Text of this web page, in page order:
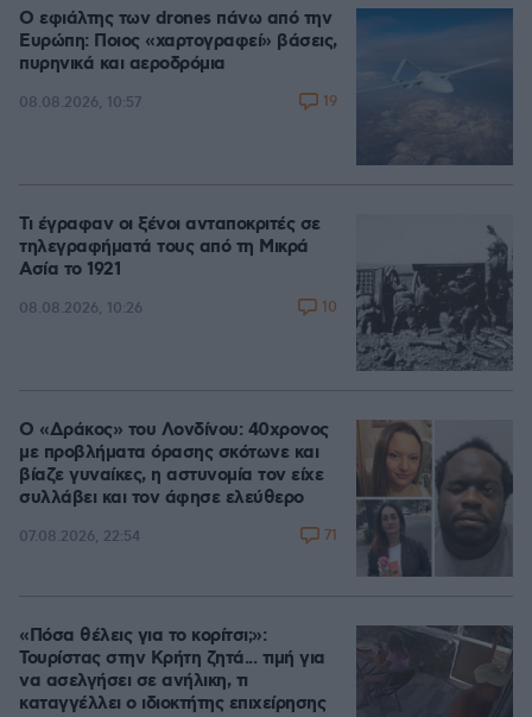
Ο εφιάλτης των drones πάνω από την
Ευρώπη: Ποιος «χαρτογραφεί» βάσεις,
πυρηνικά και αεροδρόμια
08.08.2026, 10:57 19
Τι έγραφαν οι ξένοι ανταποκριτές σε
τηλεγραφήματά τους από τη Μικρά
Ασία το 1921
08.08.2026, 10:26 10
Ο «Δράκος» του Λονδίνου: 40χρονος
με προβλήματα όρασης σκότωνε και
βίαζε γυναίκες, η αστυνομία τον είχε
συλλάβει και τον άφησε ελεύθερο
07.08.2026, 22:54 71
«Πόσα θέλεις για το κορίτσι;»:
Τουρίστας στην Κρήτη ζητά... τιμή για
να ασελγήσει σε ανήλικη, τι
καταγγέλλει ο ιδιοκτήτης επιχείρησης